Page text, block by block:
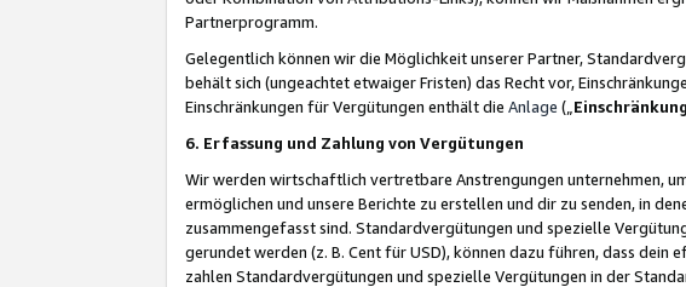
Partnerprogramm.
Gelegentlich können wir die Möglichkeit unserer Partner,
behält sich (ungeachtet etwaiger Fristen) das Recht vor,
Einschränkungen für Vergütungen enthält die Anlage („
6. Erfassung und Zahlung von Vergütungen
Wir werden wirtschaftlich vertretbare Anstrengungen unternehmen,
ermöglichen und unsere Berichte zu erstellen und dir zu senden, in
zusammengefasst sind. Standardvergütungen und spezielle
gerundet werden (z. B. Cent für USD), können dazu führen, dass
zahlen Standardvergütungen und spezielle Vergütungen in der